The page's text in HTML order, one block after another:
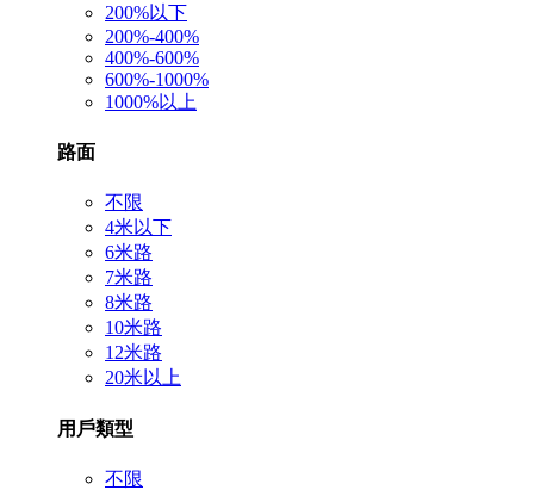
200%以下
200%-400%
400%-600%
600%-1000%
1000%以上
路面
不限
4米以下
6米路
7米路
8米路
10米路
12米路
20米以上
用戶類型
不限